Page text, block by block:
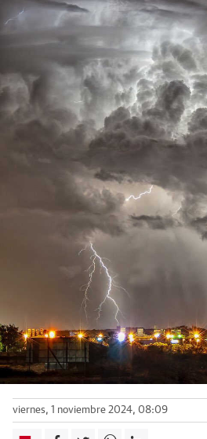
viernes, 1 noviembre 2024, 08:09